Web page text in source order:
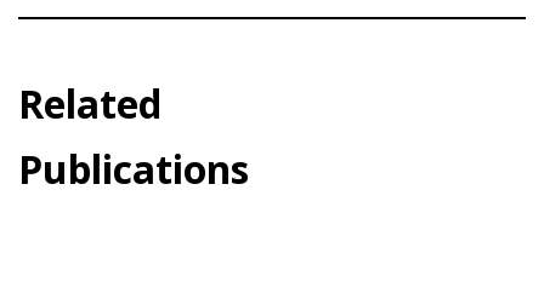
Related
Publications